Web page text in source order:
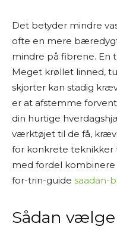
Det betyder mindre
ofte en mere
mindre på fibrene. En
Meget krøllet linned,
skjorter kan stadig
er at afstemme
din hurtige
værktøjet til de få,
for konkrete teknikker
med fordel
for-trin-guide saadan-
Sådan